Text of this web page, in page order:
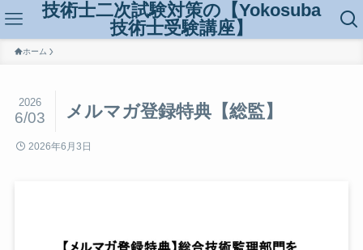
技術士二次試験対策の【Yokosuba
技術士受験講座】
ホーム
メルマガ登録特典【総監】
2026
6/03
2026年6月3日